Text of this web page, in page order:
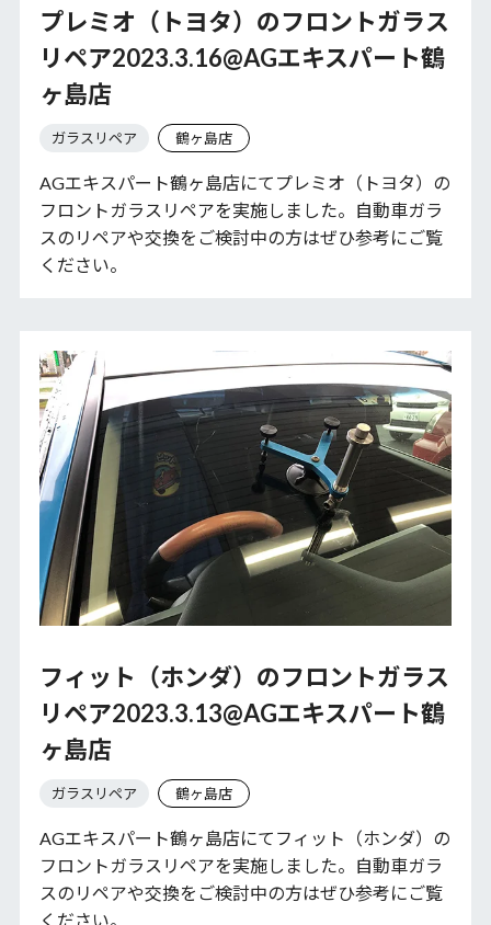
プレミオ（トヨタ）のフロントガラス
リペア2023.3.16@AGエキスパート鶴
ヶ島店
ガラスリペア 鶴ヶ島店
AGエキスパート鶴ヶ島店にてプレミオ（トヨタ）の
フロントガラスリペアを実施しました。自動車ガラ
スのリペアや交換をご検討中の方はぜひ参考にご覧
ください。
フィット（ホンダ）のフロントガラス
リペア2023.3.13@AGエキスパート鶴
ヶ島店
ガラスリペア 鶴ヶ島店
AGエキスパート鶴ヶ島店にてフィット（ホンダ）の
フロントガラスリペアを実施しました。自動車ガラ
スのリペアや交換をご検討中の方はぜひ参考にご覧
ください。